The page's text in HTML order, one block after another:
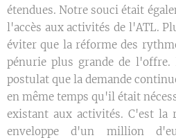
étendues. Notre souci était
l'accès aux activités de l'ATL.
éviter que la réforme des
pénurie plus grande de l'offre.
postulat que la demande
en même temps qu'il était
existant aux activités. C'est la
enveloppe d'un million